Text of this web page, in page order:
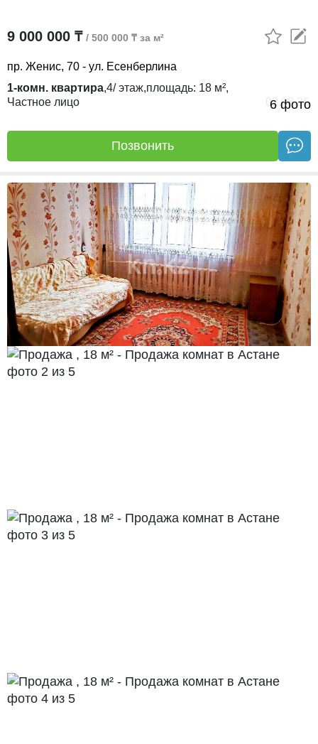
6 фото
9 000 000 ₸ / 500 000 ₸ за м²
пр. Женис, 70 - ул. Есенберлина
1-комн. квартира,4/ этаж,площадь: 18 м²,
Частное лицо
02.08.26
Позвонить